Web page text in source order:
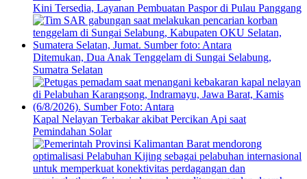
Kini Tersedia, Layanan Pembuatan Paspor di Pulau Panggang
Ditemukan, Dua Anak Tenggelam di Sungai Selabung,
Sumatra Selatan
Kapal Nelayan Terbakar akibat Percikan Api saat
Pemindahan Solar